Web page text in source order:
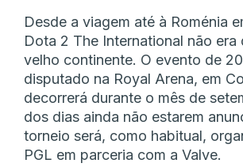
Desde a viagem até à Roménia
Dota 2 The International não era
velho continente. O evento de
disputado na Royal Arena, em
decorrerá durante o mês de
dos dias ainda não estarem
torneio será, como habitual,
PGL em parceria com a Valve.